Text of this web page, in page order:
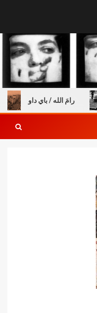
رامَ الله / باي داو